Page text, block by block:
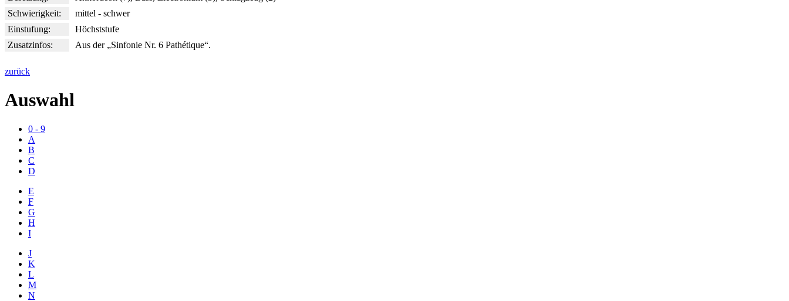
Schwierigkeit:
mittel - schwer
Einstufung:
Höchststufe
Zusatzinfos:
Aus der „Sinfonie Nr. 6 Pathétique“.
zurück
Auswahl
0 - 9
A
B
C
D
E
F
G
H
I
J
K
L
M
N